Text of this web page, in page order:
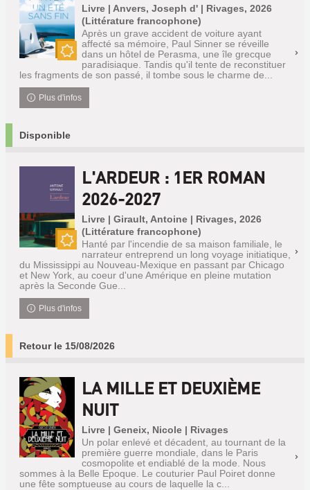
Livre | Anvers, Joseph d' | Rivages, 2026
(Littérature francophone)
Après un grave accident de voiture ayant
affecté sa mémoire, Paul Sinner se réveille
dans un hôtel de Perasma, une île grecque
paradisiaque. Tandis qu'il tente de reconstituer
les fragments de son passé, il tombe sous le charme de...
Plus d'infos
Disponible
L'ARDEUR : 1ER ROMAN
2026-2027
Livre | Girault, Antoine | Rivages, 2026
(Littérature francophone)
Hanté par l'incendie de sa maison familiale, le
narrateur entreprend un long voyage initiatique,
du Mississippi au Nouveau-Mexique en passant par Chicago
et New York, au coeur d'une Amérique en pleine mutation
après la Seconde Gue...
Plus d'infos
Retour le 15/08/2026
LA MILLE ET DEUXIÈME
NUIT
Livre | Geneix, Nicole | Rivages
Un polar enlevé et décadent, au tournant de la
première guerre mondiale, dans le Paris
cosmopolite et endiablé de la mode. Nous
sommes à la Belle Epoque. Le couturier Paul Poiret donne
une fête somptueuse au cours de laquelle la c...